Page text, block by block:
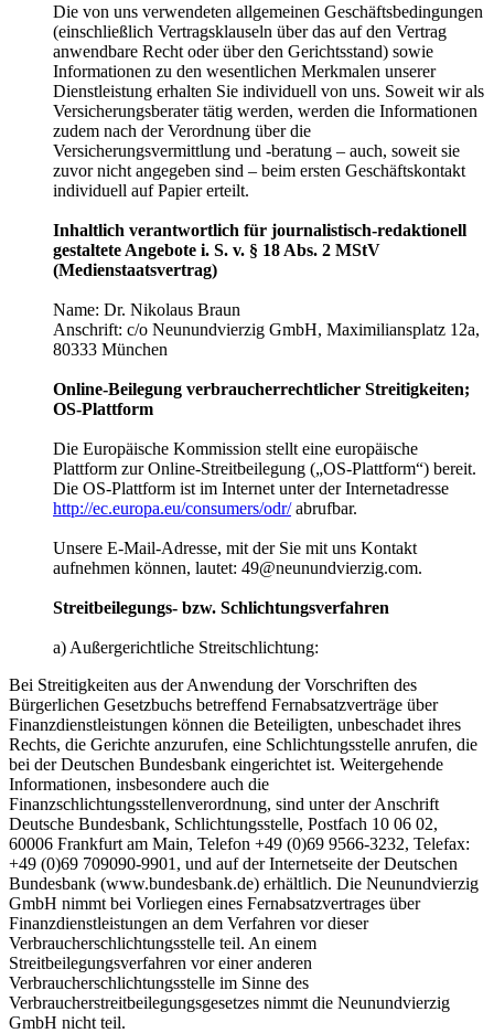
Die von uns verwendeten allgemeinen Geschäftsbedingungen
(einschließlich Vertragsklauseln über das auf den Vertrag
anwendbare Recht oder über den Gerichtsstand) sowie
Informationen zu den wesentlichen Merkmalen unserer
Dienstleistung erhalten Sie individuell von uns. Soweit wir als
Versicherungsberater tätig werden, werden die Informationen
zudem nach der Verordnung über die
Versicherungsvermittlung und -beratung ‒ auch, soweit sie
zuvor nicht angegeben sind ‒ beim ersten Geschäftskontakt
individuell auf Papier erteilt.
Inhaltlich verantwortlich für journalistisch-redaktionell
gestaltete Angebote i. S. v. § 18 Abs. 2 MStV
(Medienstaatsvertrag)
Name: Dr. Nikolaus Braun
Anschrift: c/o Neunundvierzig GmbH, Maximiliansplatz 12a,
80333 München
Online-Beilegung verbraucherrechtlicher Streitigkeiten;
OS-Plattform
Die Europäische Kommission stellt eine europäische
Plattform zur Online-Streitbeilegung („OS-Plattform“) bereit.
Die OS-Plattform ist im Internet unter der Internetadresse
http://ec.europa.eu/consumers/odr/abrufbar.
Unsere E-Mail-Adresse, mit der Sie mit uns Kontakt
aufnehmen können, lautet: 49@neunundvierzig.com.
Streitbeilegungs- bzw. Schlichtungsverfahren
a) Außergerichtliche Streitschlichtung:
Bei Streitigkeiten aus der Anwendung der Vorschriften des
Bürgerlichen Gesetzbuchs betreffend Fernabsatzverträge über
Finanzdienstleistungen können die Beteiligten, unbeschadet ihres
Rechts, die Gerichte anzurufen, eine Schlichtungsstelle anrufen, die
bei der Deutschen Bundesbank eingerichtet ist. Weitergehende
Informationen, insbesondere auch die
Finanzschlichtungsstellenverordnung, sind unter der Anschrift
Deutsche Bundesbank, Schlichtungsstelle, Postfach 10 06 02,
60006 Frankfurt am Main, Telefon +49 (0)69 9566-3232, Telefax:
+49 (0)69 709090-9901, und auf der Internetseite der Deutschen
Bundesbank (www.bundesbank.de) erhältlich. Die Neunundvierzig
GmbH nimmt bei Vorliegen eines Fernabsatzvertrages über
Finanzdienstleistungen an dem Verfahren vor dieser
Verbraucherschlichtungsstelle teil. An einem
Streitbeilegungsverfahren vor einer anderen
Verbraucherschlichtungsstelle im Sinne des
Verbraucherstreitbeilegungsgesetzes nimmt die Neunundvierzig
GmbH nicht teil.